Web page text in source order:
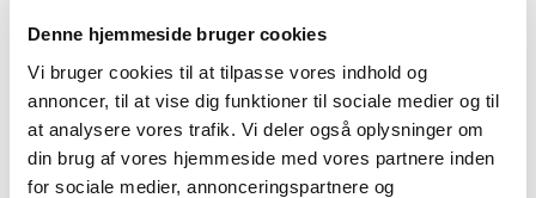
Denne hjemmeside bruger cookies
Vi bruger cookies til at tilpasse vores indhold og
annoncer, til at vise dig funktioner til sociale medier og til
at analysere vores trafik. Vi deler også oplysninger om
din brug af vores hjemmeside med vores partnere inden
for sociale medier, annonceringspartnere og
Opsæt ladestandere på virksomheden
Ladestik
Hvad koster ladestandere?
International ladning
Elbil som firmabil
Teknisk viden om